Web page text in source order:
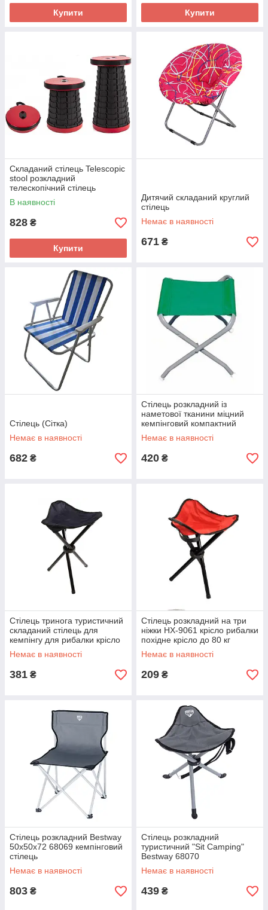
Купити Купити
Складаний стілець Telescopic
stool розкладний
телескопічний стілець
В наявності
828 ₴
Купити
Дитячий складаний круглий
стілець
Немає в наявності
671 ₴
Стілець (Сітка)
Немає в наявності
682 ₴
Стілець розкладний із
наметової тканини міцний
кемпінговий компактний
стільчик
Немає в наявності
420 ₴
Стілець тринога туристичний
складаний стілець для
кемпінгу для рибалки крісло
Немає в наявності
381 ₴
Стілець розкладний на три
ніжки HX-9061 крісло рибалки
похідне крісло до 80 кг
30*30*37
Немає в наявності
209 ₴
Стілець розкладний Bestway
50х50x72 68069 кемпінговий
стілець
Немає в наявності
803 ₴
Стілець розкладний
туристичний "Sit Camping"
Bestway 68070
Немає в наявності
439 ₴